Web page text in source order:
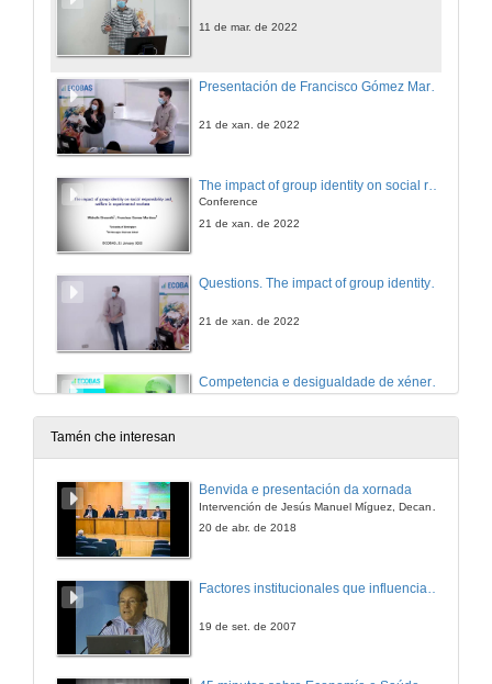
11 de mar. de 2022
Presentación de Francisco Gómez Martínez
21 de xan. de 2022
Conference
21 de xan. de 2022
Questions. The impact of group identity on social responsibility and welfare in experimental markets
21 de xan. de 2022
Conferencia
5 de nov. de 2021
Tamén che interesan
Benvida e presentación da xornada
20 de abr. de 2018
19 de set. de 2007